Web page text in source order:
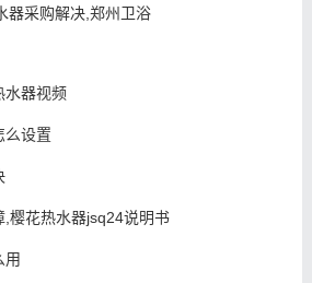
器采购解决,郑州卫浴
水器视频
么设置
,樱花热水器jsq24说明书
用